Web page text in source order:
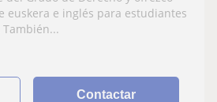
euskera e inglés para estudiantes
Contactar